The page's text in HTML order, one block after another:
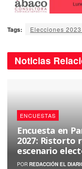
Tags: Elecciones
Noticias
ENCUESTAS
Encuesta en
2027: Ristorto
escenario
POR REDACCIÓN EL